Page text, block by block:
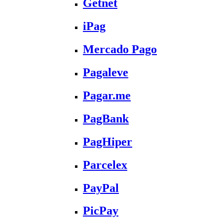
Getnet
iPag
Mercado Pago
Pagaleve
Pagar.me
PagBank
PagHiper
Parcelex
PayPal
PicPay